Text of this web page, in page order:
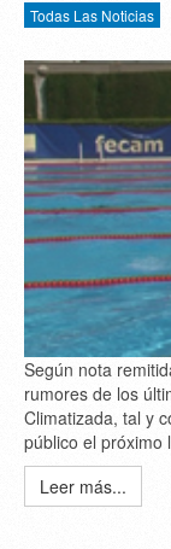
Todas Las Noticias
Según nota
rumores de los
Climatizada, tal y
público el próximo
Leer más...